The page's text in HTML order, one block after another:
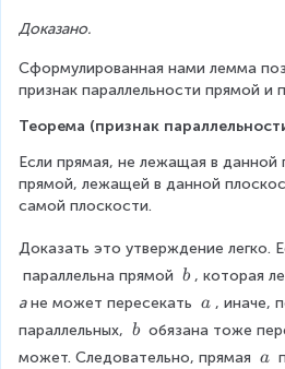
Доказано.
Сформулированная нами лемма
признак параллельности прямой и
Теорема (признак
Если прямая, не лежащая в данной
прямой, лежащей в данной
самой плоскости.
Доказать это утверждение легко.
параллельна прямой \
\
b , которая
а не может пересекать \
\
a , иначе,
параллельных, \
\
b обязана тоже
может. Следовательно, прямая \
a